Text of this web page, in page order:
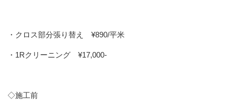
・クロス部分張り替え ¥890/平米
・1Rクリーニング ¥17,000-
◇施工前